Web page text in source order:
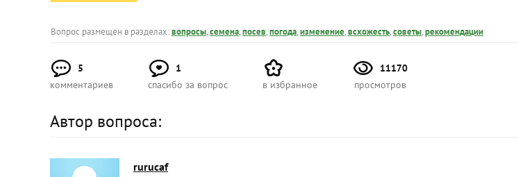
Вопрос размещен в разделах:вопросы,семена,посев,погода,изменение,всхожесть,советы,рекомендации
5
комментариев
1
спасибо за вопрос
в избранное
11170
просмотров
Автор вопроса:
rurucaf